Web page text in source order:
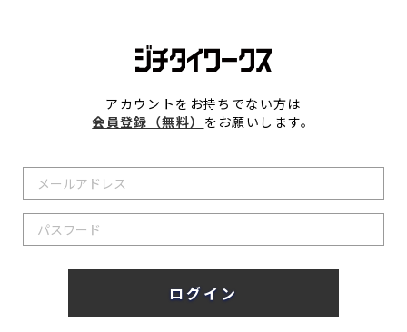
アカウントをお持ちでない方は
会員登録（無料） をお願いします。